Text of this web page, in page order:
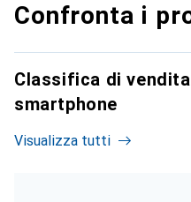
Confronta i
Classifica di
smartphone
Visualizza tutti